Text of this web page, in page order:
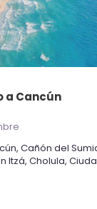
a Cancún
, Cañón del
Itzá, Cholula,